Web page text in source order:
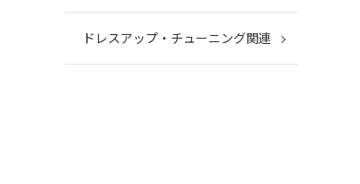
ドレスアップ・チューニング関連